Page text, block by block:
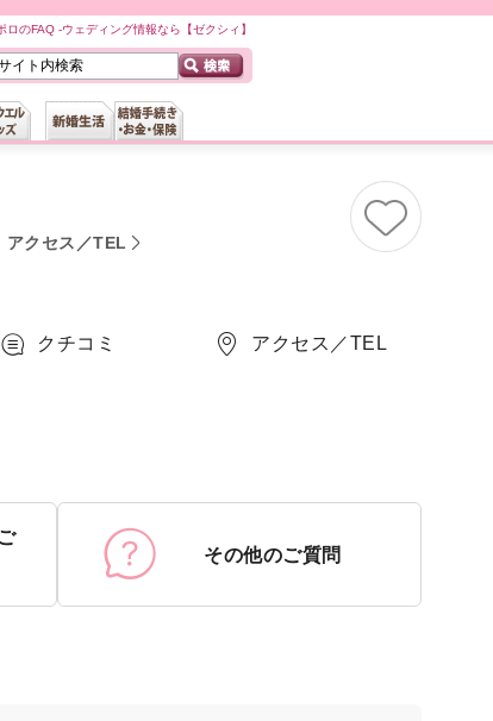
のFAQ -ウェディング情報なら【ゼクシィ】
アクセス／TEL
クチコミ アクセス／TEL
その他のご質問